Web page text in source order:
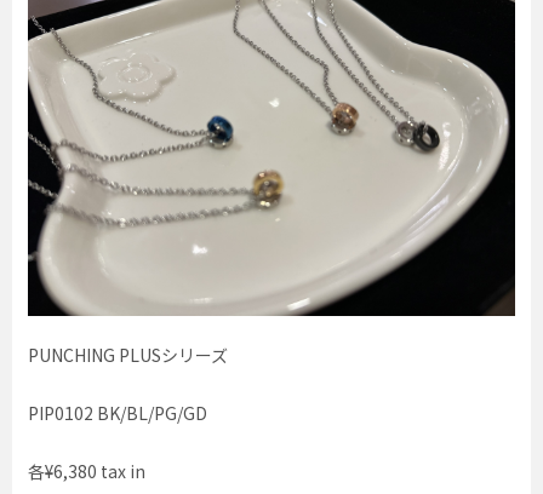
PUNCHING PLUSシリーズ
PIP0102 BK/BL/PG/GD
各¥6,380 tax in